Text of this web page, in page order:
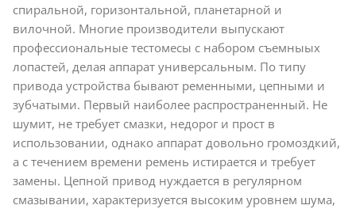
спиральной, горизонтальной, планетарной и
вилочной. Многие производители выпускают
профессиональные тестомесы с набором съемныых
лопастей, делая аппарат универсальным. По типу
привода устройства бывают ременными, цепными и
зубчатыми. Первый наиболее распространенный. Не
шумит, не требует смазки, недорог и прост в
использовании, однако аппарат довольно громоздкий,
а с течением времени ремень истирается и требует
замены. Цепной привод нуждается в регулярном
смазывании, характеризуется высоким уровнем шума,